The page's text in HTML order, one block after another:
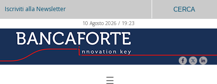
Iscriviti alla Newsletter CERCA
10 Agosto 2026 / 19:23
☰